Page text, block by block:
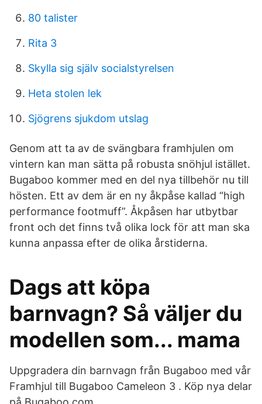
80 talister
Rita 3
Skylla sig själv socialstyrelsen
Heta stolen lek
Sjögrens sjukdom utslag
Genom att ta av de svängbara framhjulen om
vintern kan man sätta på robusta snöhjul istället.
Bugaboo kommer med en del nya tillbehör nu till
hösten. Ett av dem är en ny åkpåse kallad “high
performance footmuff”. Åkpåsen har utbytbar
front och det finns två olika lock för att man ska
kunna anpassa efter de olika årstiderna.
Dags att köpa
barnvagn? Så väljer du
modellen som... mama
Uppgradera din barnvagn från Bugaboo med vår
Framhjul till Bugaboo Cameleon 3 . Köp nya delar